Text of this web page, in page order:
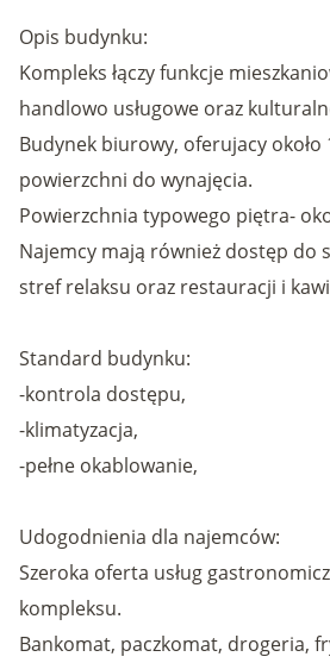
Opis budynku:
Kompleks łączy funkcje
handlowo usługowe oraz
Budynek biurowy, oferujacy około
powierzchni do wynajęcia.
Powierzchnia typowego piętra-
Najemcy mają również dostęp do
stref relaksu oraz restauracji i
Standard budynku:
-kontrola dostępu,
-klimatyzacja,
-pełne okablowanie,
Udogodnienia dla najemców:
Szeroka oferta usług
kompleksu.
Bankomat, paczkomat, drogeria,